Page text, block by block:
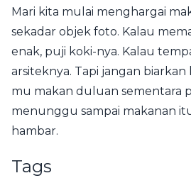
Mari kita mulai menghargai
sekadar objek foto. Kalau
enak, puji koki-nya. Kalau
arsiteknya. Tapi jangan
mu makan duluan sementara
menunggu sampai makanan
hambar.
Tags